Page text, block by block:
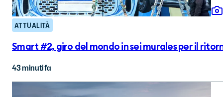
ATTUALITÀ
Smart #2, giro del mondo in sei murales per il
43 minuti fa